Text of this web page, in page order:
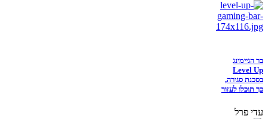
בר הגיימינג
Level Up
בסכנת סגירה,
כך תוכלו לעזור
עדי פרל